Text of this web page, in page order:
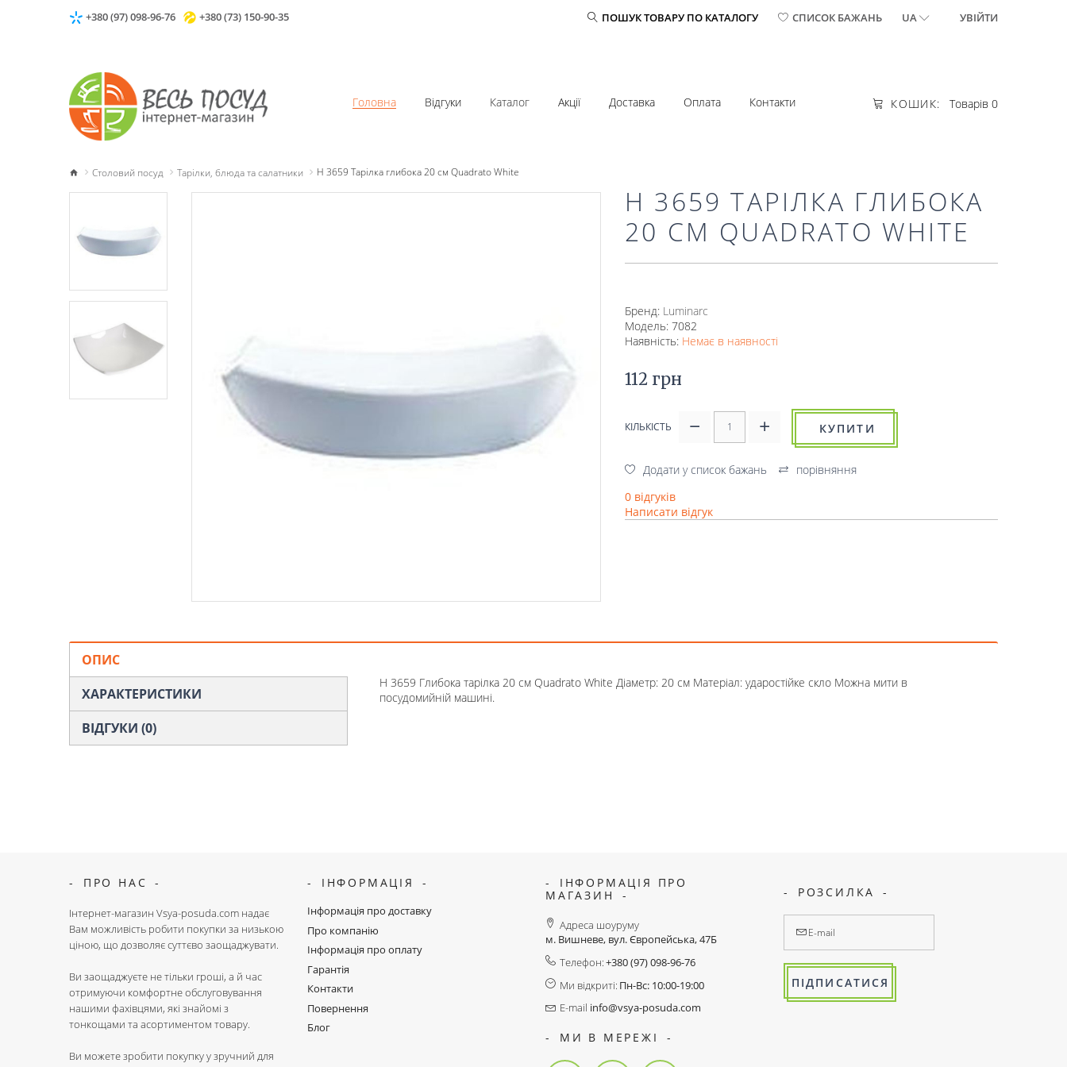
+380 (97) 098-96-76 +380 (73) 150-90-35 ПОШУК ТОВАРУ ПО КАТАЛОГУ СПИСОК БАЖАНЬ UA УВІЙТИ
КОШИК: Товарів 0
Головна Відгуки Каталог Акції Доставка Оплата Контакти
Столовий посуд Тарілки, блюда та салатники H 3659 Тарілка глибока 20 см Quadrato White
H 3659 ТАРІЛКА ГЛИБОКА
20 СМ QUADRATO WHITE
Бренд: Luminarc
Модель: 7082
Наявність: Немає в наявності
112 грн
КІЛЬКІСТЬ КУПИТИ
Додати у список бажань
порівняння
0 відгуків
Написати відгук
ОПИС
ХАРАКТЕРИСТИКИ
ВІДГУКИ (0)
H 3659 Глибока тарілка 20 см Quadrato White Діаметр: 20 см Матеріал: ударостійке скло Можна мити в
посудомийній машині.
ПРО НАС
Інтернет-магазин Vsya-posuda.com надає
Вам можливість робити покупки за низькою
ціною, що дозволяє суттєво заощаджувати.
Ви заощаджуєте не тільки гроші, а й час
отримуючи комфортне обслуговування
нашими фахівцями, які знайомі з
тонкощами та асортиментом товару.
Ви можете зробити покупку у зручний для
ІНФОРМАЦІЯ
Інформація про доставку
Про компанію
Інформація про оплату
Гарантія
Контакти
Повернення
Блог
ІНФОРМАЦІЯ ПРО
МАГАЗИН
Адреса шоуруму
м. Вишневе, вул. Європейська, 47Б
Телефон:+380 (97) 098-96-76
Ми відкриті: Пн-Вс: 10:00-19:00
E-mail info@vsya-posuda.com
МИ В МЕРЕЖІ
РОЗСИЛКА
ПІДПИСАТИСЯ